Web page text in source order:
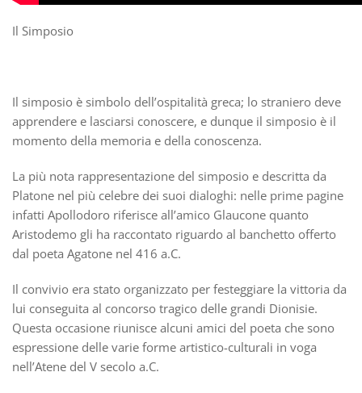
Il Simposio
Il simposio è simbolo dell’ospitalità greca; lo straniero deve
apprendere e lasciarsi conoscere, e dunque il simposio è il
momento della memoria e della conoscenza.
La più nota rappresentazione del simposio e descritta da
Platone nel più celebre dei suoi dialoghi: nelle prime pagine
infatti Apollodoro riferisce all’amico Glaucone quanto
Aristodemo gli ha raccontato riguardo al banchetto offerto
dal poeta Agatone nel 416 a.C.
Il convivio era stato organizzato per festeggiare la vittoria da
lui conseguita al concorso tragico delle grandi Dionisie.
Questa occasione riunisce alcuni amici del poeta che sono
espressione delle varie forme artistico-culturali in voga
nell’Atene del V secolo a.C.